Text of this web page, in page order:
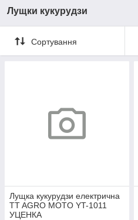
Лущки кукурудзи
Сортування
Лущка кукурудзи електрична
TT AGRO MOTO YT-1011
УЦЕНКА